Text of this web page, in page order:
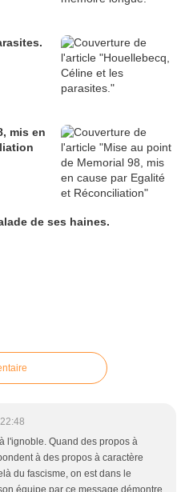
mis en
de ses haines.
l'ignoble. Quand des propos à
à des propos à caractère
du fascisme, on est dans le
équipe par ce message démontre